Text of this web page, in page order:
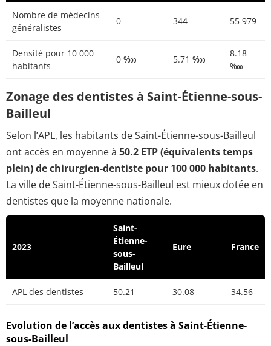
Nombre de médecins
généralistes
0 344 55 979
Densité pour 10 000
habitants
0 ‱ 5.71 ‱
8.18
‱
Zonage des dentistes à Saint-Étienne-sous-
Bailleul
Selon l’APL, les habitants de Saint-Étienne-sous-Bailleul
ont accès en moyenne à 50.2 ETP (équivalents temps
plein) de chirurgien-dentiste pour 100 000 habitants.
La ville de Saint-Étienne-sous-Bailleul est mieux dotée en
dentistes que la moyenne nationale.
2023
Saint-
Étienne-
sous-
Bailleul
Eure France
APL des dentistes 50.21 30.08 34.56
Evolution de l’accès aux dentistes à Saint-Étienne-
sous-Bailleul